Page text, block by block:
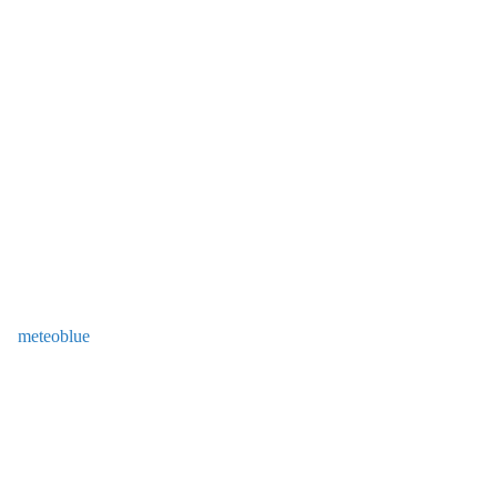
meteoblue